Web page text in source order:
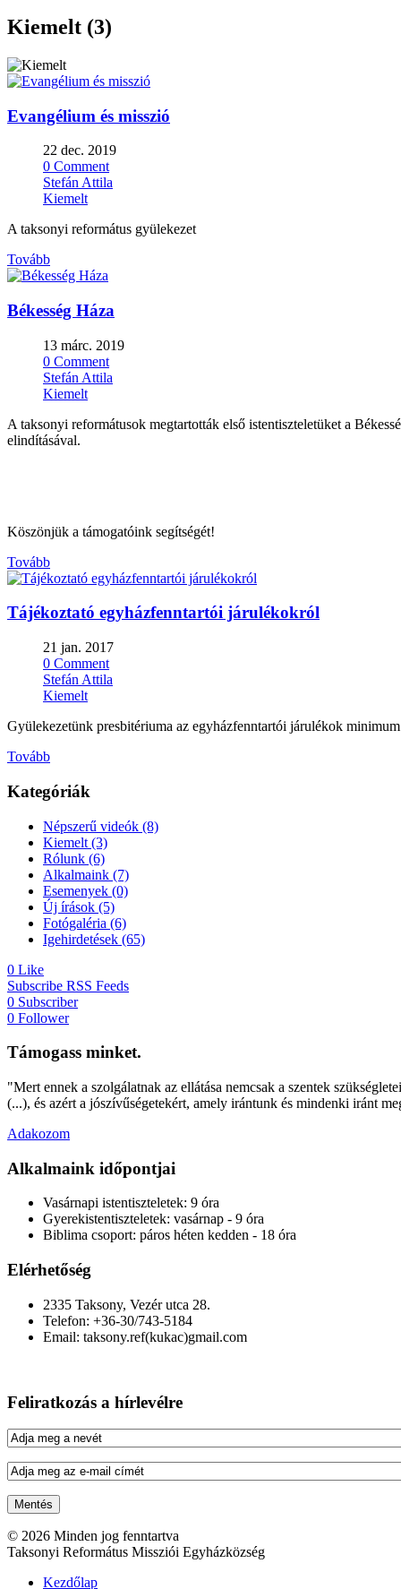
Kiemelt (3)
Evangélium és misszió
22 dec. 2019
0 Comment
Stefán Attila
Kiemelt
A taksonyi református gyülekezet
Tovább
Békesség Háza
13 márc. 2019
0 Comment
Stefán Attila
Kiemelt
A taksonyi reformátusok megtartották első istentiszteletüket a
elindításával.
Köszönjük a támogatóink segítségét!
Tovább
Tájékoztató egyházfenntartói járulékokról
21 jan. 2017
0 Comment
Stefán Attila
Kiemelt
Gyülekezetünk presbitériuma az egyházfenntartói járulékok
Tovább
Kategóriák
Népszerű videók (8)
Kiemelt (3)
Rólunk (6)
Alkalmaink (7)
Esemenyek (0)
Új írások (5)
Fotógaléria (6)
Igehirdetések (65)
0 Like
Subscribe RSS Feeds
0 Subscriber
0 Follower
Támogass minket.
"Mert ennek a szolgálatnak az ellátása nemcsak a szentek
(...), és azért a jószívűségetekért, amely irántunk és mindenki iránt
Adakozom
Alkalmaink időpontjai
Vasárnapi istentiszteletek: 9 óra
Gyerekistentiszteletek: vasárnap - 9 óra
Biblima csoport: páros héten kedden - 18 óra
Elérhetőség
2335 Taksony, Vezér utca 28.
Telefon: +36-30/743-5184
Email: taksony.ref(kukac)gmail.com
Feliratkozás a hírlevélre
© 2026 Minden jog fenntartva
Taksonyi Református Missziói Egyházközség
Kezdőlap